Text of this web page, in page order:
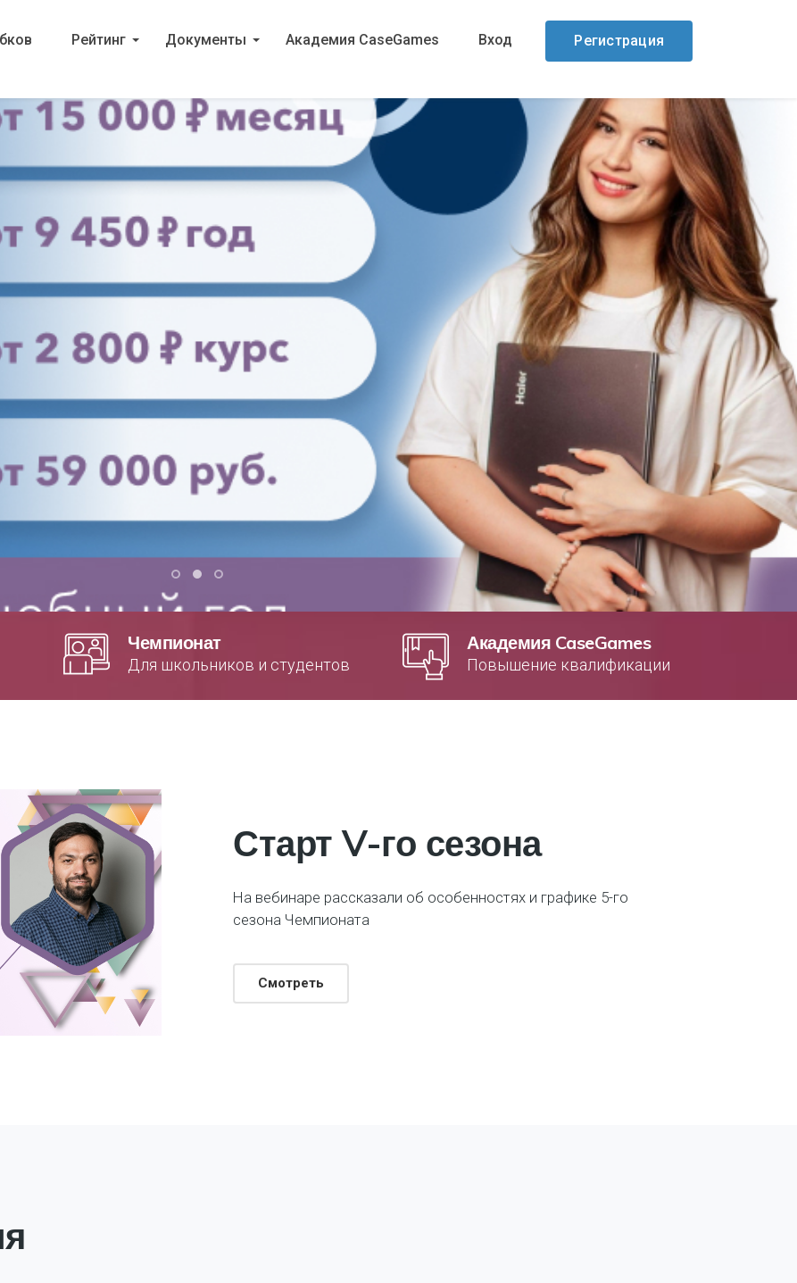
Рейтинг Документы Академия CaseGames Вход Регистрация
Чемпионат
Для школьников и студентов
Академия CaseGames
Повышение квалификации
Старт V-го сезона
На вебинаре рассказали об особенностях и графике 5-го
сезона Чемпионата
Смотреть